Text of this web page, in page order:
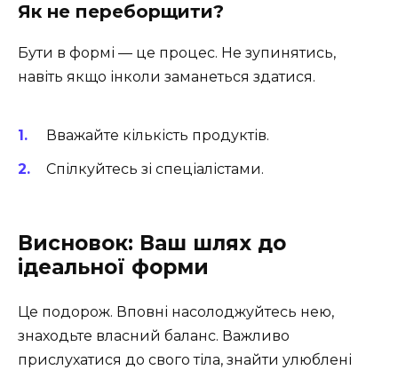
Як не переборщити?
Бути в формі — це процес. Не зупинятись,
навіть якщо інколи заманеться здатися.
Вважайте кількість продуктів.
Спілкуйтесь зі спеціалістами.
Висновок: Ваш шлях до
ідеальної форми
Це подорож. Вповні насолоджуйтесь нею,
знаходьте власний баланс. Важливо
прислухатися до свого тіла, знайти улюблені